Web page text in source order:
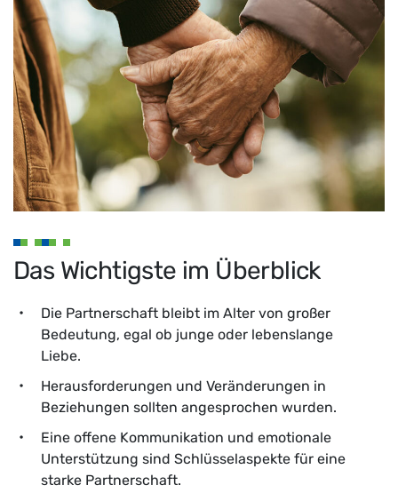
Das Wichtigste im Überblick
Die Partnerschaft bleibt im Alter von großer
Bedeutung, egal ob junge oder lebenslange
Liebe.
Herausforderungen und Veränderungen in
Beziehungen sollten angesprochen wurden.
Eine offene Kommunikation und emotionale
Unterstützung sind Schlüsselaspekte für eine
starke Partnerschaft.